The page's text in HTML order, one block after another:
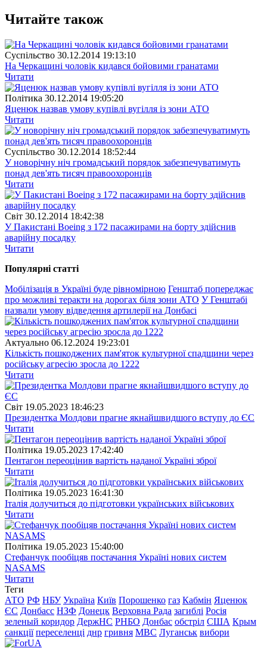
Читайте також
Суспiльство 30.12.2014 19:13:10
На Черкащині чоловік кидався бойовими гранатами
Читати
Полiтика 30.12.2014 19:05:20
Яценюк назвав умову купівлі вугілля із зони АТО
Читати
Суспiльство 30.12.2014 18:52:44
У новорічну ніч громадський порядок забезпечуватимуть
понад дев'ять тисяч правоохоронців
Читати
Свiт 30.12.2014 18:42:38
У Пакистані Boeing з 172 пасажирами на борту здійснив
аварійну посадку
Читати
Популярнi статтi
Мобілізація в Україні буде рівномірною Генштаб попереджає
про можливі теракти на дорогах біля зони АТО У Генштабі
назвали умову відведення артилерії на Донбасі
Актуально 06.12.2024 19:23:01
Кількість пошкоджених пам'яток культурної спадщини через
російську агресію зросла до 1222
Читати
Свiт 19.05.2023 18:46:23
Президентка Молдови прагне якнайшвидшого вступу до ЄС
Читати
Полiтика 19.05.2023 17:42:40
Пентагон переоцінив вартість наданої Україні зброї
Читати
Полiтика 19.05.2023 16:41:30
Італія долучиться до підготовки українських військових
Читати
Полiтика 19.05.2023 15:40:00
Стефанчук пообіцяв постачання Україні нових систем
NASAMS
Читати
Теги
АТО РФ НБУ Україна Київ Порошенко газ Кабмін Яценюк
ЄС Донбасс НЗФ Донецк Верховна Рада загиблі Росія
зеленый коридор ДержНС РНБО Донбас обстріл США Крым
санкції переселенці днр гривня МВС Луганськ вибори